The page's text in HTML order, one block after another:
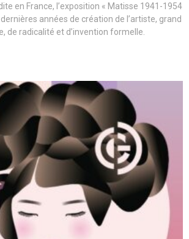
en France, l’exposition « Matisse 1941-1954
années de création de l’artiste, grand
de radicalité et d’invention formelle.